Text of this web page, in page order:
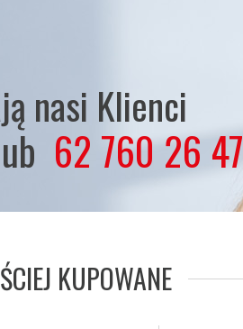
nasi Klienci
62 760 26 47
KUPOWANE